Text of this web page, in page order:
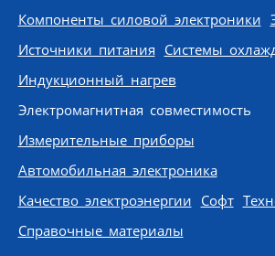
Компоненты силовой электроники
Источники питания Системы
Индукционный нагрев
Электромагнитная совместимость
Измерительные приборы
Автомобильная электроника
Качество электроэнергии Софт
Справочные материалы